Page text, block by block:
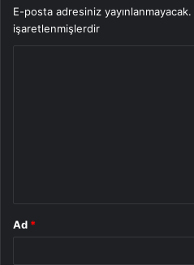
E-posta adresiniz yayınlanmayacak.
işaretlenmişlerdir
Ad *